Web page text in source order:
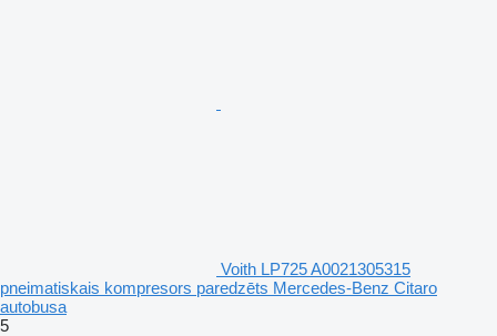
Voith LP725 A0021305315
pneimatiskais kompresors paredzēts Mercedes-Benz Citaro
autobusa
5